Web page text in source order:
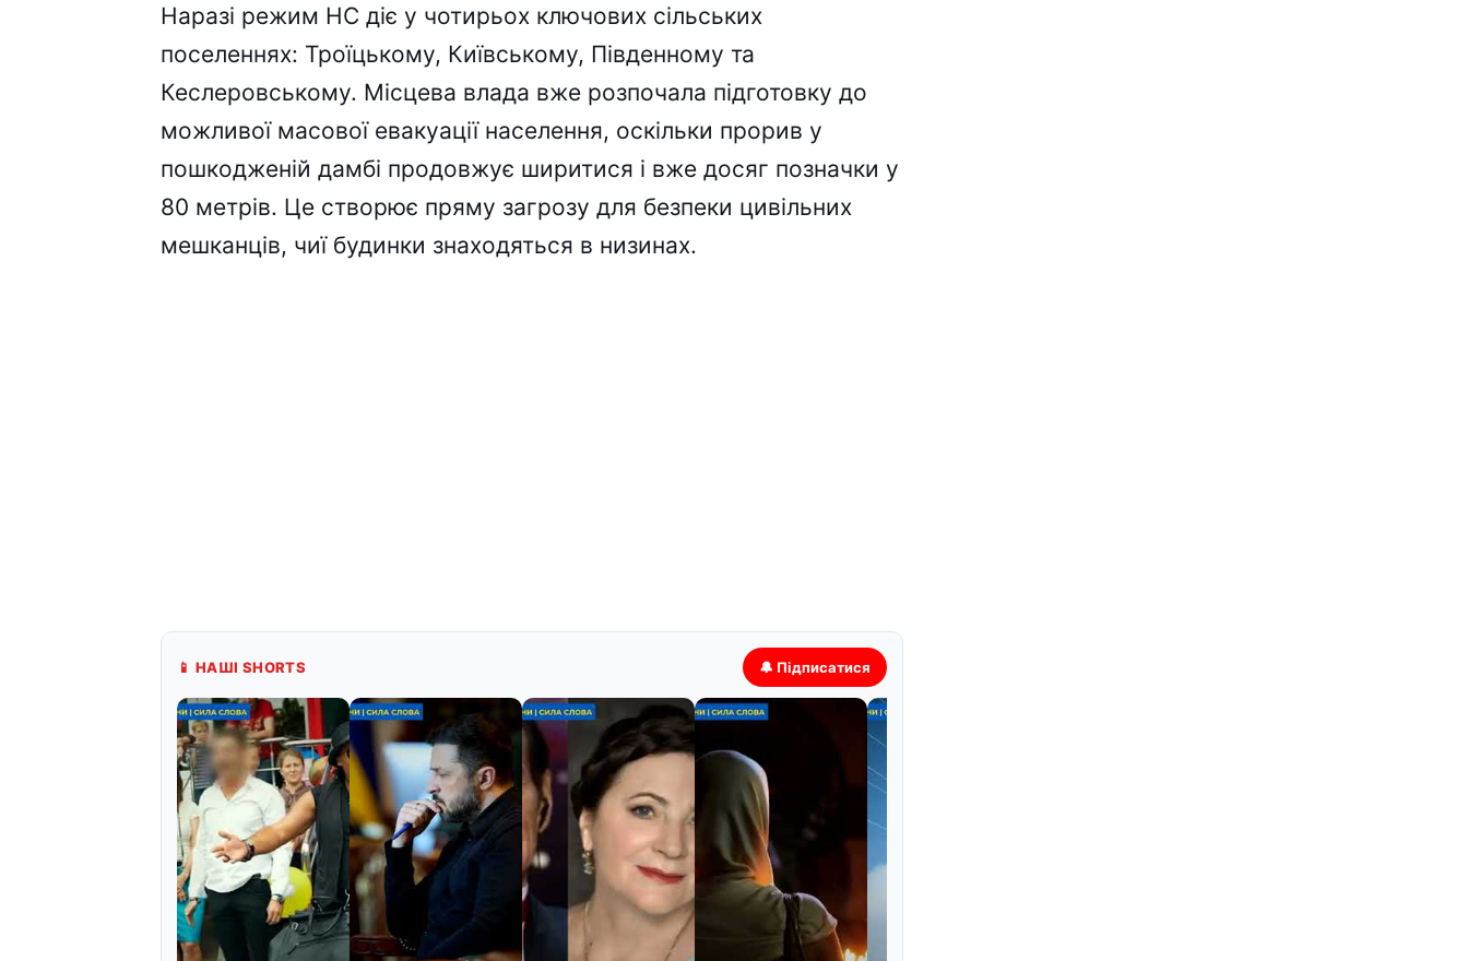
Наразі режим НС діє у чотирьох ключових сільських
поселеннях: Троїцькому, Київському, Південному та
Кеслеровському. Місцева влада вже розпочала підготовку до
можливої масової евакуації населення, оскільки прорив у
пошкодженій дамбі продовжує ширитися і вже досяг позначки у
80 метрів. Це створює пряму загрозу для безпеки цивільних
мешканців, чиї будинки знаходяться в низинах.
📱 НАШІ SHORTS 🔔 Підписатися